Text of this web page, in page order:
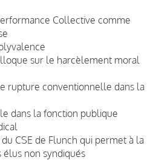
Collective comme
sur le harcèlement moral
rupture conventionnelle dans la
dans la fonction publique
CSE de Flunch qui permet à la
non syndiqués